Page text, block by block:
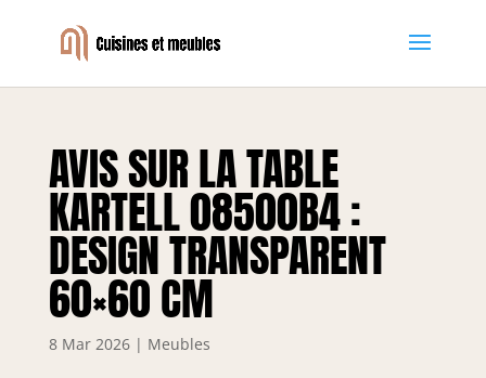
AVIS SUR LA TABLE
KARTELL 08500B4 :
DESIGN TRANSPARENT
60×60 CM
8 Mar 2026| Meubles